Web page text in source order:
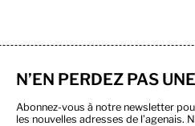
N’EN PERDEZ PAS
Abonnez-vous à notre newsletter
les nouvelles adresses de l’agenais.